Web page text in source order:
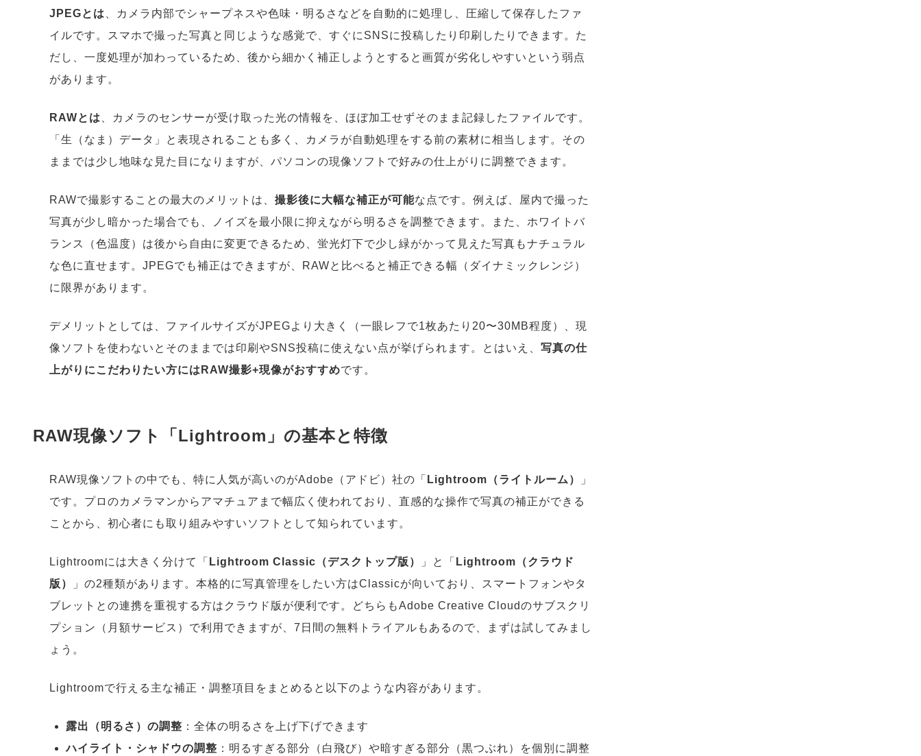
JPEGとは
、カメラ内部でシャープネスや色味・明るさなどを自動的に処理し、圧縮して保存したファ
イルです。スマホで撮った写真と同じような感覚で、すぐにSNSに投稿したり印刷したりできます。た
だし、一度処理が加わっているため、後から細かく補正しようとすると画質が劣化しやすいという弱点
があります。
RAWとは
、カメラのセンサーが受け取った光の情報を、ほぼ加工せずそのまま記録したファイルです。
「生（なま）データ」と表現されることも多く、カメラが自動処理をする前の素材に相当します。その
ままでは少し地味な見た目になりますが、パソコンの現像ソフトで好みの仕上がりに調整できます。
RAWで撮影することの最大のメリットは、 撮影後に大幅な補正が可能な点です。例えば、屋内で撮った
写真が少し暗かった場合でも、ノイズを最小限に抑えながら明るさを調整できます。また、ホワイトバ
ランス（色温度）は後から自由に変更できるため、蛍光灯下で少し緑がかって見えた写真もナチュラル
な色に直せます。JPEGでも補正はできますが、RAWと比べると補正できる幅（ダイナミックレンジ）
に限界があります。
デメリットとしては、ファイルサイズがJPEGより大きく（一眼レフで1枚あたり20〜30MB程度）、現
像ソフトを使わないとそのままでは印刷やSNS投稿に使えない点が挙げられます。とはいえ、 写真の仕
上がりにこだわりたい方にはRAW撮影+現像がおすすめです。
RAW現像ソフト「Lightroom」の基本と特徴
RAW現像ソフトの中でも、特に人気が高いのがAdobe（アドビ）社の「 Lightroom（ライトルーム）
」
です。プロのカメラマンからアマチュアまで幅広く使われており、直感的な操作で写真の補正ができる
ことから、初心者にも取り組みやすいソフトとして知られています。
Lightroomには大きく分けて「 Lightroom Classic（デスクトップ版） 」と「 Lightroom（クラウド
版）
」の2種類があります。本格的に写真管理をしたい方はClassicが向いており、スマートフォンやタ
ブレットとの連携を重視する方はクラウド版が便利です。どちらもAdobe Creative Cloudのサブスクリ
プション（月額サービス）で利用できますが、7日間の無料トライアルもあるので、まずは試してみまし
ょう。
Lightroomで行える主な補正・調整項目をまとめると以下のような内容があります。
露出（明るさ）の調整 ：全体の明るさを上げ下げできます
ハイライト・シャドウの調整 ：明るすぎる部分（白飛び）や暗すぎる部分（黒つぶれ）を個別に調整